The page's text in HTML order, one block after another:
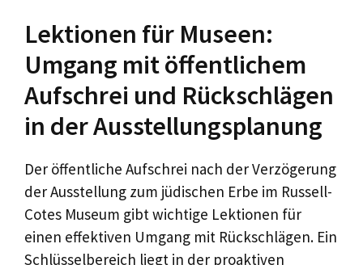
Lektionen für Museen:
Umgang mit öffentlichem
Aufschrei und Rückschlägen
in der Ausstellungsplanung
Der öffentliche Aufschrei nach der Verzögerung
der Ausstellung zum jüdischen Erbe im Russell-
Cotes Museum gibt wichtige Lektionen für
einen effektiven Umgang mit Rückschlägen. Ein
Schlüsselbereich liegt in der proaktiven